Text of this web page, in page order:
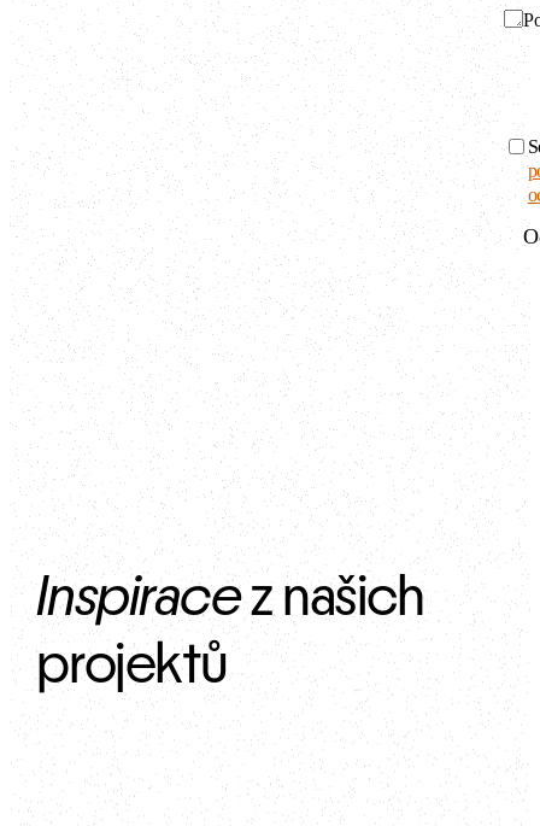
Inspirace z našich
projektů